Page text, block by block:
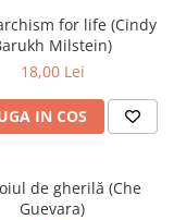
for life (Cindy
Milstein)
18,00 Lei
IN COS
de gherilă (Che
Guevara)